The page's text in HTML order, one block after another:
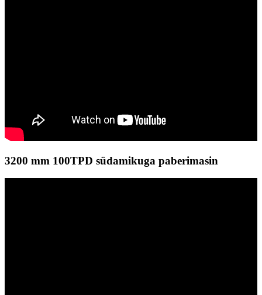
3200 mm 100TPD südamikuga paberimasin